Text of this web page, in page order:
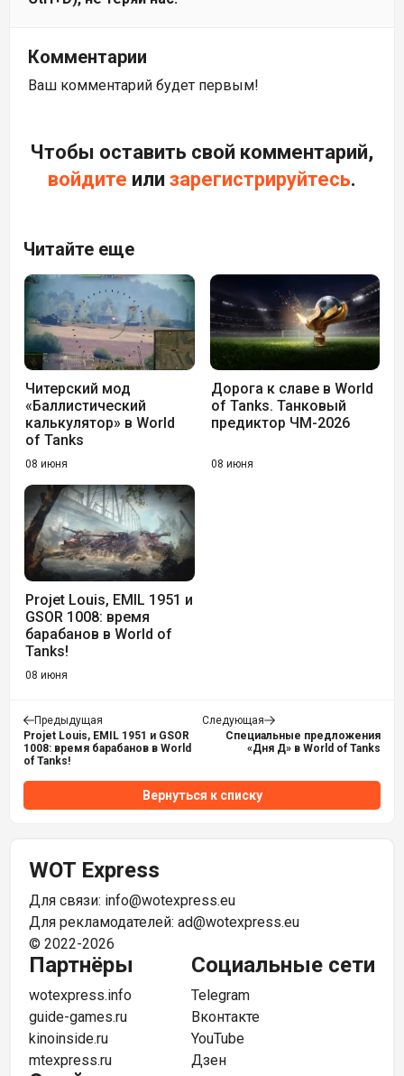
Комментарии
Ваш комментарий будет первым!
Чтобы оставить свой комментарий,
войдите или зарегистрируйтесь.
Читайте еще
Читерский мод
«Баллистический
калькулятор» в World
of Tanks
08 июня
Дорога к славе в World
of Tanks. Танковый
предиктор ЧМ-2026
08 июня
Projet Louis, EMIL 1951 и
GSOR 1008: время
барабанов в World of
Tanks!
08 июня
Предыдущая
Projet Louis, EMIL 1951 и GSOR
1008: время барабанов в World
of Tanks!
Следующая
Специальные предложения
«Дня Д» в World of Tanks
Вернуться к списку
WOT Express
Для связи: info@wotexpress.eu
Для рекламодателей: ad@wotexpress.eu
© 2022-2026
Партнёры
wotexpress.info
guide-games.ru
kinoinside.ru
mtexpress.ru
Социальные сети
Telegram
Вконтакте
YouTube
Дзен